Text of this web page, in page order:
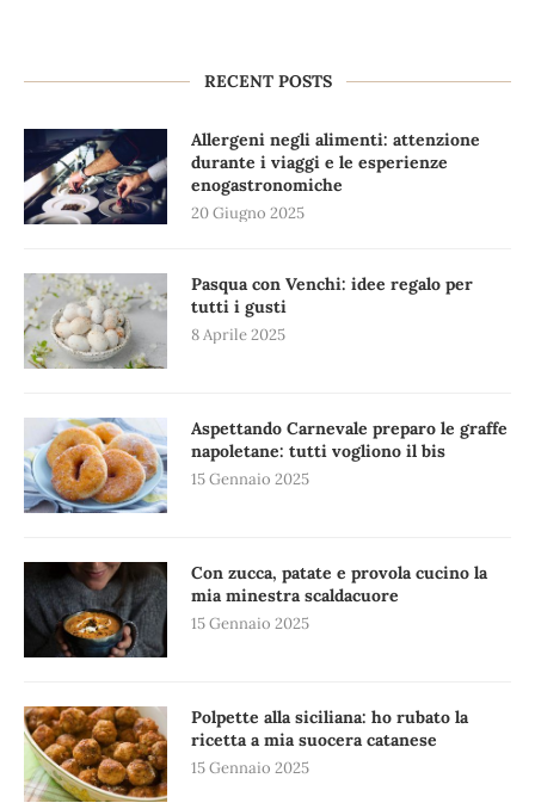
RECENT POSTS
Allergeni negli alimenti: attenzione
durante i viaggi e le esperienze
enogastronomiche
20 Giugno 2025
Pasqua con Venchi: idee regalo per
tutti i gusti
8 Aprile 2025
Aspettando Carnevale preparo le graffe
napoletane: tutti vogliono il bis
15 Gennaio 2025
Con zucca, patate e provola cucino la
mia minestra scaldacuore
15 Gennaio 2025
Polpette alla siciliana: ho rubato la
ricetta a mia suocera catanese
15 Gennaio 2025